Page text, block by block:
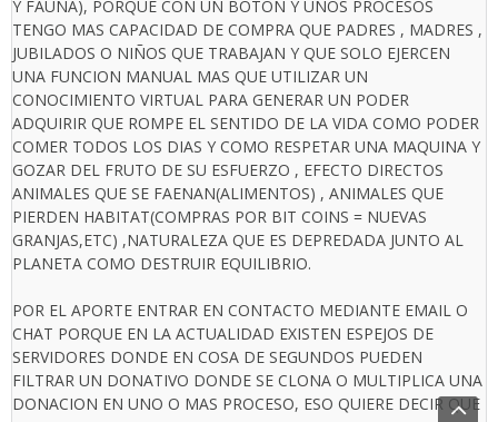
Y FAUNA), PORQUE CON UN BOTON Y UNOS PROCESOS
TENGO MAS CAPACIDAD DE COMPRA QUE PADRES , MADRES ,
JUBILADOS O NIÑOS QUE TRABAJAN Y QUE SOLO EJERCEN
UNA FUNCION MANUAL MAS QUE UTILIZAR UN
CONOCIMIENTO VIRTUAL PARA GENERAR UN PODER
ADQUIRIR QUE ROMPE EL SENTIDO DE LA VIDA COMO PODER
COMER TODOS LOS DIAS Y COMO RESPETAR UNA MAQUINA Y
GOZAR DEL FRUTO DE SU ESFUERZO , EFECTO DIRECTOS
ANIMALES QUE SE FAENAN(ALIMENTOS) , ANIMALES QUE
PIERDEN HABITAT(COMPRAS POR BIT COINS = NUEVAS
GRANJAS,ETC) ,NATURALEZA QUE ES DEPREDADA JUNTO AL
PLANETA COMO DESTRUIR EQUILIBRIO.
POR EL APORTE ENTRAR EN CONTACTO MEDIANTE EMAIL O
CHAT PORQUE EN LA ACTUALIDAD EXISTEN ESPEJOS DE
SERVIDORES DONDE EN COSA DE SEGUNDOS PUEDEN
FILTRAR UN DONATIVO DONDE SE CLONA O MULTIPLICA UNA
DONACION EN UNO O MAS PROCESO, ESO QUIERE DECIR QUE